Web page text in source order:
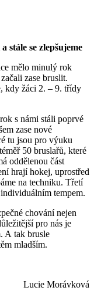
stále se zlepšujeme
mělo minulý rok
zase bruslit.
kdy žáci 2. – 9. třídy
s námi stáli poprvé
zase nové
tu jsou pro výuku
50 bruslařů, které
oddělenou část
hrají hokej, uprostřed
na techniku. Třetí
tempem.
chování nejen
pro nás je
A tak brusle
mladším.
Lucie Morávková